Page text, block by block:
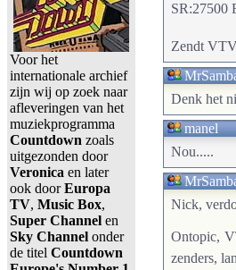
Voor het
internationale archief
zijn wij op zoek naar
afleveringen van het
muziekprogramma
Countdown zoals
uitgezonden door
Veronica en later
ook doorEuropa
TV, Music Box,
Super Channel en
Sky Channel onder
de titel Countdown
SR:27500
Zendt
Denk het
manel
Nou.....
Nick,
Ontopic,
zenders,